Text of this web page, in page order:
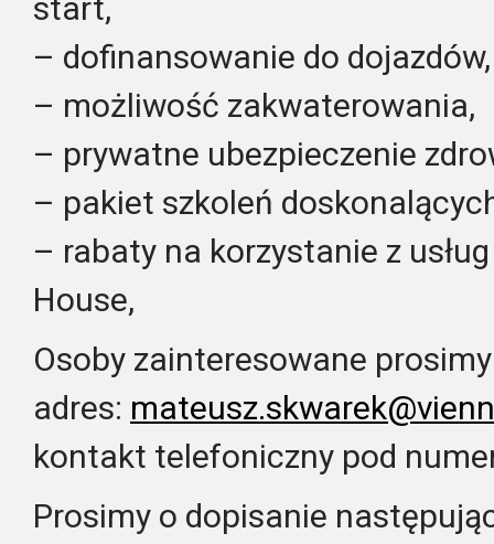
start,
– dofinansowanie do
– możliwość zakwaterowania,
– prywatne ubezpieczenie
– pakiet szkoleń
– rabaty na korzystanie z
House,
Osoby zainteresowane
adres:
kontakt telefoniczny pod
Prosimy o dopisanie